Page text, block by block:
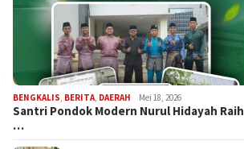
BENGKALIS BERITA DAERAH Mei 18, 2026
Santri Pondok Modern Nurul Hidayah Raih
…